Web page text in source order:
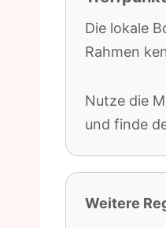
Die lokale
Rahmen
Nutze die
und finde
Weitere